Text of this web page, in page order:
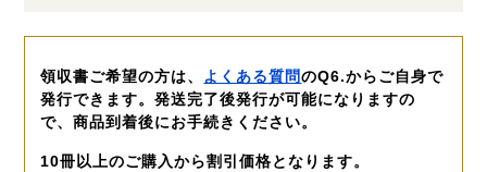
領収書ご希望の方は、 よくある質問のQ6.からご自身で
発行できます。発送完了後発行が可能になりますの
で、商品到着後にお手続きください。
10冊以上のご購入から割引価格となります。